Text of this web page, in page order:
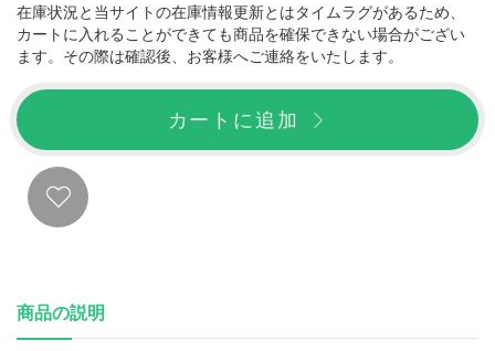
在庫状況と当サイトの在庫情報更新とはタイムラグがあるため、
カートに入れることができても商品を確保できない場合がござい
ます。その際は確認後、お客様へご連絡をいたします。
カートに追加
商品の説明